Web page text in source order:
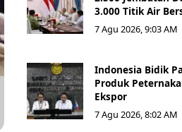
3.000 Titik Air
7 Agu 2026, 9:03 AM
Indonesia Bidik
Produk
Ekspor
7 Agu 2026, 8:02 AM